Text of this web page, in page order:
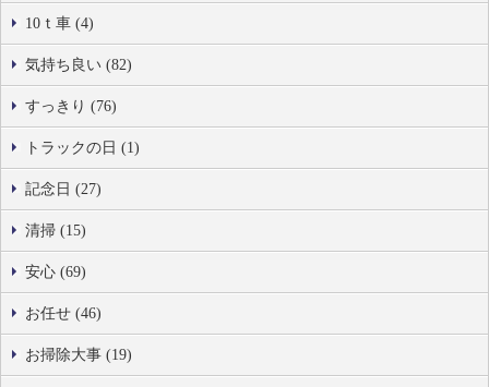
10ｔ車 (4)
気持ち良い (82)
すっきり (76)
トラックの日 (1)
記念日 (27)
清掃 (15)
安心 (69)
お任せ (46)
お掃除大事 (19)